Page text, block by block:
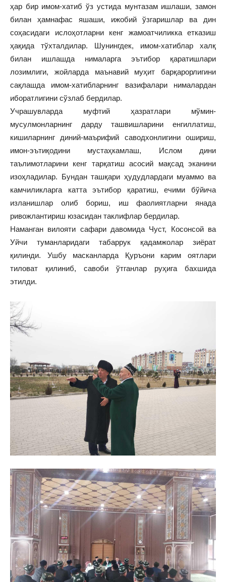
ҳар бир имом-хатиб ўз устида мунтазам ишлаши, замон
билан ҳамнафас яшаши, ижобий ўзгаришлар ва дин
соҳасидаги ислоҳотларни кенг жамоатчиликка етказиш
ҳақида тўхталдилар. Шунингдек, имом-хатиблар халқ
билан ишлашда нималарга эътибор қаратишлари
лозимлиги, жойларда маънавий муҳит барқарорлигини
сақлашда имом-хатибларнинг вазифалари нималардан
иборатлигини сўзлаб бердилар.
Учрашувларда муфтий ҳазратлари мўмин-
мусулмонларнинг дарду ташвишларини енгиллатиш,
кишиларнинг диний-маърифий саводхонлигини ошириш,
имон-эътиқодини мустаҳкамлаш, Ислом дини
таълимотларини кенг тарқатиш асосий мақсад эканини
изоҳладилар. Бундан ташқари ҳудудлардаги муаммо ва
камчиликларга катта эътибор қаратиш, ечими бўйича
изланишлар олиб бориш, иш фаолиятларни янада
ривожлантириш юзасидан таклифлар бердилар.
Наманган вилояти сафари давомида Чуст, Косонсой ва
Уйчи туманларидаги табаррук қадамжолар зиёрат
қилинди. Ушбу масканларда Қуръони карим оятлари
тиловат қилиниб, савоби ўтганлар руҳига бахшида
этилди.